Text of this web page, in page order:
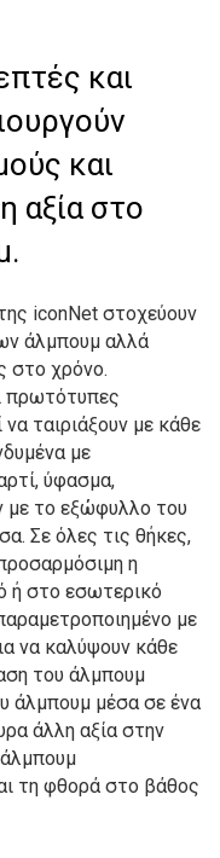
και
και
αξία στο
iconNet στοχεύουν
άλμπουμ αλλά
στο χρόνο.
πρωτότυπες
ταιριάξουν με κάθε
με
ύφασμα,
με το εξώφυλλο του
Σε όλες τις θήκες,
η
ή στο εσωτερικό
με
να καλύψουν κάθε
του άλμπουμ
άλμπουμ μέσα σε ένα
άλλη αξία στην
τη φθορά στο βάθος